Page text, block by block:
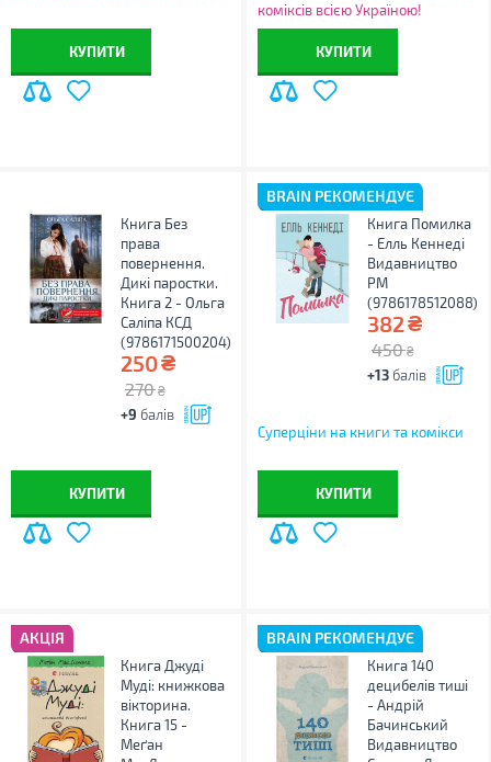
КУПИТИ
коміксів всією Україною!
КУПИТИ
Книга Без
права
повернення.
Дикі паростки.
Книга 2 - Ольга
Саліпа КСД
(9786171500204)
250₴
270 ₴
+9 балів
КУПИТИ
BRAIN РЕКОМЕНДУЄ
Книга Помилка
- Елль Кеннеді
Видавництво
РМ
(9786178512088)
382₴
450 ₴
+13 балів
Суперціни на книги та комікси
КУПИТИ
АКЦІЯ
Книга Джуді
Муді: книжкова
вікторина.
Книга 15 -
Меґан
BRAIN РЕКОМЕНДУЄ
Книга 140
децибелів тиші
- Андрій
Бачинський
Видавництво